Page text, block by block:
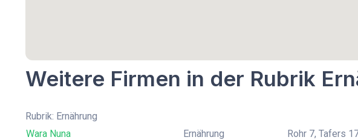
Weitere Firmen in der Rubrik
Rubrik: Ernährung
Wara Nuna
Ernährung
Rohr 7, Tafers